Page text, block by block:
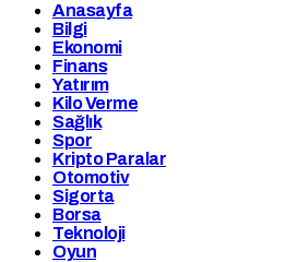
Anasayfa
Bilgi
Ekonomi
Finans
Yatırım
Kilo Verme
Sağlık
Spor
Kripto Paralar
Otomotiv
Sigorta
Borsa
Teknoloji
Oyun